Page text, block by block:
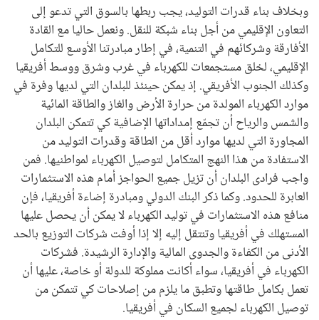
وبخلاف بناء قدرات التوليد، يجب ربطها بالسوق التي تدعو إلى
التعاون الإقليمي من أجل بناء شبكة للنقل. ونعمل حاليا مع القادة
الأفارقة وشركائهم في التنمية، في إطار مبادرتنا الأوسع للتكامل
الإقليمي، لخلق مستجمعات للكهرباء في غرب وشرق ووسط أفريقيا
وكذلك الجنوب الأفريقي. إذ يمكن حينئذ للبلدان التي لديها وفرة في
موارد الكهرباء المولدة من حرارة الأرض والغاز والطاقة المائية
والشمس والرياح أن تجمّع إمداداتها الإضافية كي تتمكن البلدان
المجاورة التي لديها موارد أقل من الطاقة وقدرات التوليد من
الاستفادة من هذا النهج المتكامل لتوصيل الكهرباء لمواطنيها. فمن
واجب فرادى البلدان أن تزيل جميع الحواجز أمام هذه الاستثمارات
العابرة للحدود. وكما ذكر البنك الدولي ومبادرة إضاءة أفريقيا، فإن
منافع هذه الاستثمارات في توليد الكهرباء لا يمكن أن يحصل عليها
المستهلك في أفريقيا وتنتقل إليه إلا إذا أوفت شركات التوزيع بالحد
الأدنى من الكفاءة والجدوى المالية والإدارة الرشيدة. فشركات
الكهرباء في أفريقيا، سواء أكانت مملوكة للدولة أو خاصة، عليها أن
تعمل بكامل طاقتها وتطبق ما يلزم من إصلاحات كي تتمكن من
توصيل الكهرباء لجميع السكان في أفريقيا.